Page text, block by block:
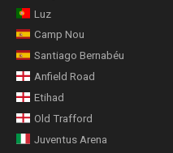
Luz
Camp Nou
Santiago Bernabéu
Anfield Road
Etihad
Old Trafford
Juventus Arena